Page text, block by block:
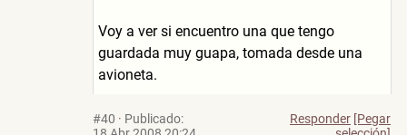
Voy a ver si encuentro una que tengo
guardada muy guapa, tomada desde una
avioneta.
#40 · Publicado:
Responder [Pegar